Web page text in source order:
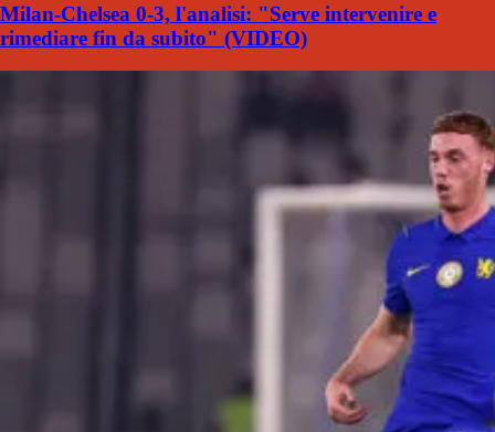
Milan-Chelsea 0-3, l'analisi: "Serve intervenire e
rimediare fin da subito" (VIDEO)